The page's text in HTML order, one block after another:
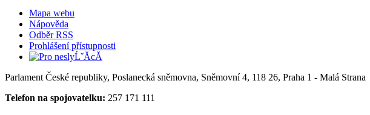
Mapa webu
Nápověda
Odběr RSS
Prohlášení přístupnosti
Parlament České republiky, Poslanecká sněmovna, Sněmovní 4, 118 26, Praha 1 - Malá Strana
Telefon na spojovatelku: 257 171 111